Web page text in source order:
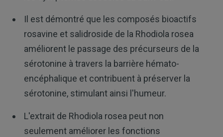
Il est démontré que les composés bioactifs
rosavine et salidroside de la Rhodiola rosea
améliorent le passage des précurseurs de la
sérotonine à travers la barrière hémato-
encéphalique et contribuent à préserver la
sérotonine, stimulant ainsi l'humeur.
L'extrait de Rhodiola rosea peut non
seulement améliorer les fonctions